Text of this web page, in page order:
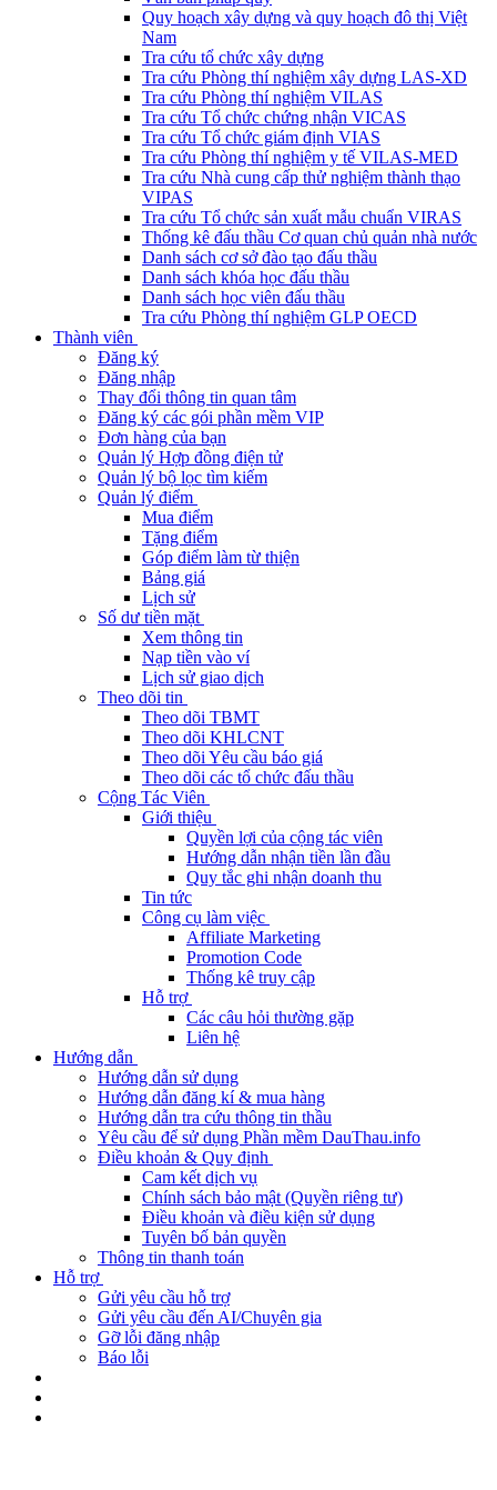
Quy hoạch xây dựng và quy hoạch đô thị Việt
Nam
Tra cứu tổ chức xây dựng
Tra cứu Phòng thí nghiệm xây dựng LAS-XD
Tra cứu Phòng thí nghiệm VILAS
Tra cứu Tổ chức chứng nhận VICAS
Tra cứu Tổ chức giám định VIAS
Tra cứu Phòng thí nghiệm y tế VILAS-MED
Tra cứu Nhà cung cấp thử nghiệm thành thạo
VIPAS
Tra cứu Tổ chức sản xuất mẫu chuẩn VIRAS
Thống kê đấu thầu Cơ quan chủ quản nhà nước
Danh sách cơ sở đào tạo đấu thầu
Danh sách khóa học đấu thầu
Danh sách học viên đấu thầu
Tra cứu Phòng thí nghiệm GLP OECD
Thành viên
Đăng ký
Đăng nhập
Thay đổi thông tin quan tâm
Đăng ký các gói phần mềm VIP
Đơn hàng của bạn
Quản lý Hợp đồng điện tử
Quản lý bộ lọc tìm kiếm
Quản lý điểm
Mua điểm
Tặng điểm
Góp điểm làm từ thiện
Bảng giá
Lịch sử
Số dư tiền mặt
Xem thông tin
Nạp tiền vào ví
Lịch sử giao dịch
Theo dõi tin
Theo dõi TBMT
Theo dõi KHLCNT
Theo dõi Yêu cầu báo giá
Theo dõi các tổ chức đấu thầu
Cộng Tác Viên
Giới thiệu
Quyền lợi của cộng tác viên
Hướng dẫn nhận tiền lần đầu
Quy tắc ghi nhận doanh thu
Tin tức
Công cụ làm việc
Affiliate Marketing
Promotion Code
Thống kê truy cập
Hỗ trợ
Các câu hỏi thường gặp
Liên hệ
Hướng dẫn
Hướng dẫn sử dụng
Hướng dẫn đăng kí & mua hàng
Hướng dẫn tra cứu thông tin thầu
Yêu cầu để sử dụng Phần mềm DauThau.info
Điều khoản & Quy định
Cam kết dịch vụ
Chính sách bảo mật (Quyền riêng tư)
Điều khoản và điều kiện sử dụng
Tuyên bố bản quyền
Thông tin thanh toán
Hỗ trợ
Gửi yêu cầu hỗ trợ
Gửi yêu cầu đến AI/Chuyên gia
Gỡ lỗi đăng nhập
Báo lỗi